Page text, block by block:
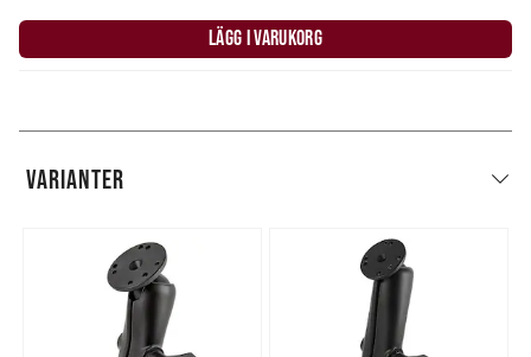
LÄGG I VARUKORG
VARIANTER